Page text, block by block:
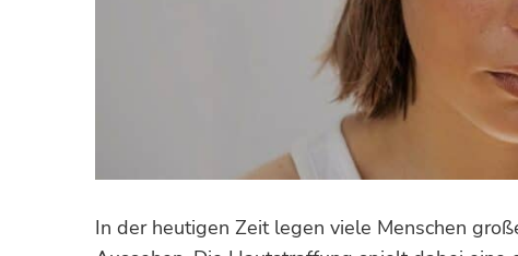
In der heutigen Zeit legen viele Menschen